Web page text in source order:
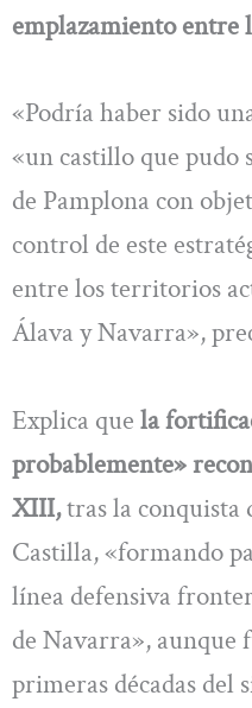
emplazamiento entre
«Podría haber sido
«un castillo que pudo
de Pamplona con
control de este
entre los territorios
Álava y Navarra»,
Explica que la
probablemente»
XIII,tras la conquista
Castilla, «formando
línea defensiva
de Navarra», aunque
primeras décadas